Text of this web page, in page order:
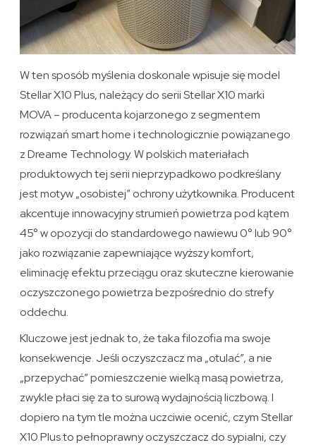
W ten sposób myślenia doskonale wpisuje się model
Stellar X10 Plus, należący do serii Stellar X10 marki
MOVA – producenta kojarzonego z segmentem
rozwiązań smart home i technologicznie powiązanego
z Dreame Technology. W polskich materiałach
produktowych tej serii nieprzypadkowo podkreślany
jest motyw „osobistej” ochrony użytkownika. Producent
akcentuje innowacyjny strumień powietrza pod kątem
45° w opozycji do standardowego nawiewu 0° lub 90°
jako rozwiązanie zapewniające wyższy komfort,
eliminację efektu przeciągu oraz skuteczne kierowanie
oczyszczonego powietrza bezpośrednio do strefy
oddechu.
Kluczowe jest jednak to, że taka filozofia ma swoje
konsekwencje. Jeśli oczyszczacz ma „otulać”, a nie
„przepychać” pomieszczenie wielką masą powietrza,
zwykle płaci się za to surową wydajnością liczbową. I
dopiero na tym tle można uczciwie ocenić, czym Stellar
X10 Plus to pełnoprawny oczyszczacz do sypialni, czy